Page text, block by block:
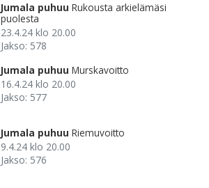
Jumala puhuu Rukousta arkielämäsi
puolesta
23.4.24 klo 20.00
Jakso: 578
Jumala puhuu Murskavoitto
16.4.24 klo 20.00
Jakso: 577
Jumala puhuu Riemuvoitto
9.4.24 klo 20.00
Jakso: 576